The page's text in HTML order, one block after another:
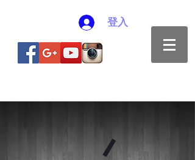
登入